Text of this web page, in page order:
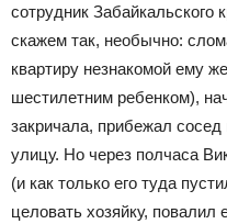
сотрудник
скажем так, необычно:
квартиру незнакомой ему
шестилетним ребенком),
закричала, прибежал сосед
улицу. Но через полчаса
(и как только его туда
целовать хозяйку,